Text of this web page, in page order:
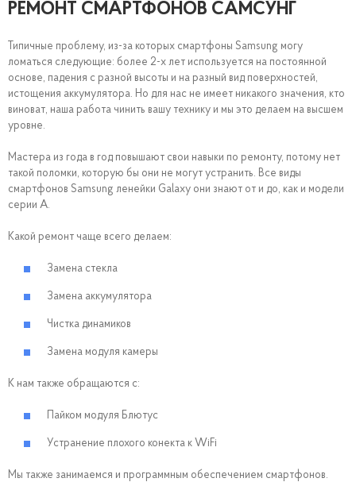
РЕМОНТ СМАРТФОНОВ САМСУНГ
Типичные проблему, из-за которых смартфоны Samsung могу
ломаться следующие: более 2-х лет используется на постоянной
основе, падения с разной высоты и на разный вид поверхностей,
истощения аккумулятора. Но для нас не имеет никакого значения, кто
виноват, наша работа чинить вашу технику и мы это делаем на высшем
уровне.
Мастера из года в год повышают свои навыки по ремонту, потому нет
такой поломки, которую бы они не могут устранить. Все виды
смартфонов Samsung ленейки Galaxy они знают от и до, как и модели
серии А.
Какой ремонт чаще всего делаем:
Замена стекла
Замена аккумулятора
Чистка динамиков
Замена модуля камеры
К нам также обращаются с:
Пайком модуля Блютус
Устранение плохого конекта к WiFi
Мы также занимаемся и программным обеспечением смартфонов.